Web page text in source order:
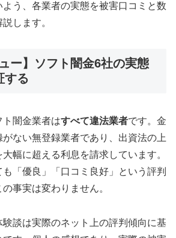
う、各業者の実態を被害口コミと数
します。
ー】ソフト闇金6社の実態
する
ト闇金業者はすべて違法業者です。金
ない無登録業者であり、出資法の上
幅に超える利息を請求しています。
「優良」「口コミ良好」という評判
事実は変わりません。
談は実際のネット上の評判傾向に基